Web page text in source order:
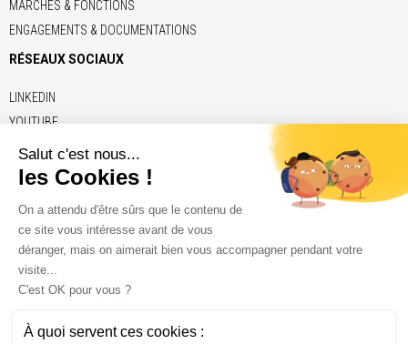
MARCHÉS & FONCTIONS
ENGAGEMENTS & DOCUMENTATIONS
RÉSEAUX SOCIAUX
LINKEDIN
YOUTUBE
LIENS
ADE
BRECO
CONTITECH
ELERO
KENDRION
VETTER